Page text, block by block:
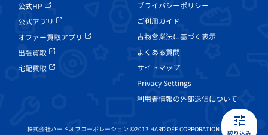
絞り込み
公式HP
公式アプリ
オファー買取アプリ
出張買取
宅配買取
プライバシーポリシー
ご利用ガイド
古物営業法に基づく表示
よくある質問
サイトマップ
Privacy Settings
利用者情報の外部送信について
株式会社ハードオフコーポレーション ©2013 HARD OFF CORPORATION Co, Ltd.